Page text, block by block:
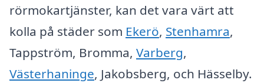
rörmokartjänster, kan det vara värt att
kolla på städer som Ekerö, Stenhamra,
Tappström, Bromma, Varberg,
Västerhaninge, Jakobsberg, och Hässelby.